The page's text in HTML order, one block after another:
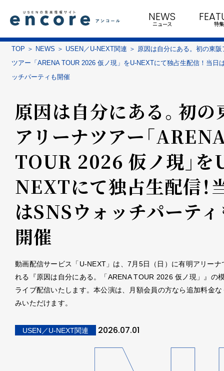
NEWS
ニュース 特集
TOP NEWS USEN／U-NEXT関連
原因は自分にある。初の東阪
ツアー「ARENA TOUR 2026 仮ノ現」をU-NEXTにて独占生配信！当日
ッチパーティも開催
原因は自分にある。初の
アリーナツアー「
TOUR 2026 仮ノ現」を
NEXTにて独占生配信！
はSNSウォッチパーテ
開催
動画配信サービス「U-NEXT」は、7月5日（日）に有明アリーナ
れる『原因は自分にある。「ARENA TOUR 2026 仮ノ現」』の
ライブ配信いたします。本公演は、月額会員の方なら追加料金な
みいただけます。
USEN／U-NEXT関連 2026.07.01